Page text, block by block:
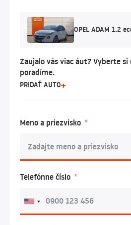
OPEL ADAM 1.2
Zaujalo vás viac áut? Vyberte
poradíme.
PRIDAŤ AUTO
Meno a priezvisko
Telefónne číslo